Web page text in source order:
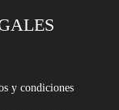
y condiciones